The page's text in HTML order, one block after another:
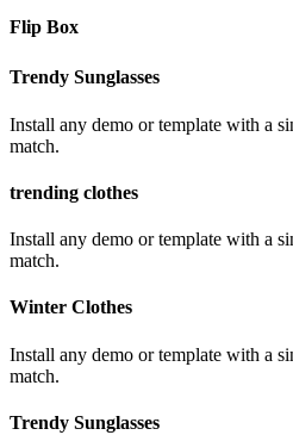
Flip Box
Trendy Sunglasses
Install any demo or template with a
match.
trending clothes
Install any demo or template with a
match.
Winter Clothes
Install any demo or template with a
match.
Trendy Sunglasses